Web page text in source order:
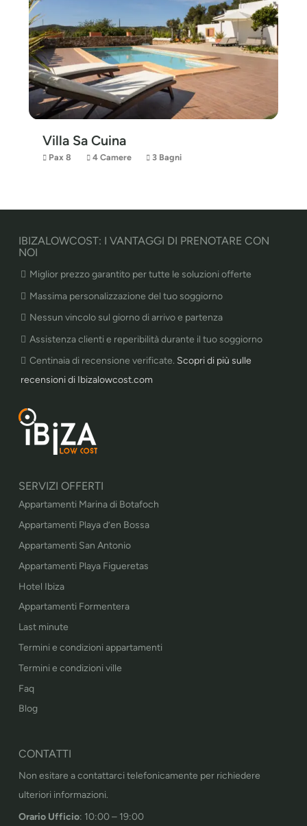
Villa Sa Cuina
Pax 8 4 Camere 3 Bagni
IBIZALOWCOST: I VANTAGGI DI PRENOTARE CON
NOI
Miglior prezzo garantito per tutte le soluzioni offerte
Massima personalizzazione del tuo soggiorno
Nessun vincolo sul giorno di arrivo e partenza
Assistenza clienti e reperibilità durante il tuo soggiorno
Centinaia di recensione verificate. Scopri di più sulle
recensioni di Ibizalowcost.com
SERVIZI OFFERTI
Appartamenti Marina di Botafoch
Appartamenti Playa d’en Bossa
Appartamenti San Antonio
Appartamenti Playa Figueretas
Hotel Ibiza
Appartamenti Formentera
Last minute
Termini e condizioni appartamenti
Termini e condizioni ville
Faq
Blog
CONTATTI
Non esitare a contattarci telefonicamente per richiedere
ulteriori informazioni.
Orario Ufficio: 10:00 – 19:00